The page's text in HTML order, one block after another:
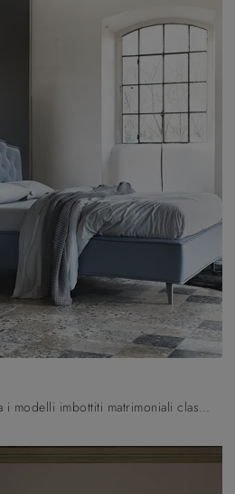
Il letto Frank in tessuto, tra i modelli imbottiti matrimoniali classici di Noctis, è ideale per assicurarti il relax totale.